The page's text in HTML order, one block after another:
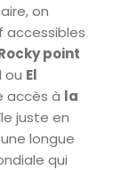
on
accessibles
point
ou El
accès à la
juste en
longue
qui